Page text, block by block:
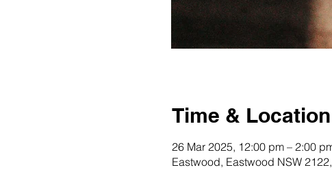
Time & Location
26 Mar 2025, 12:00 pm – 2:00
Eastwood, Eastwood NSW